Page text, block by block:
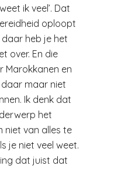
ik veel’. Dat
oploopt
heb je het
over. En die
Marokkanen en
daar maar niet
Ik denk dat
het
niet van alles te
je niet veel weet.
dat juist dat